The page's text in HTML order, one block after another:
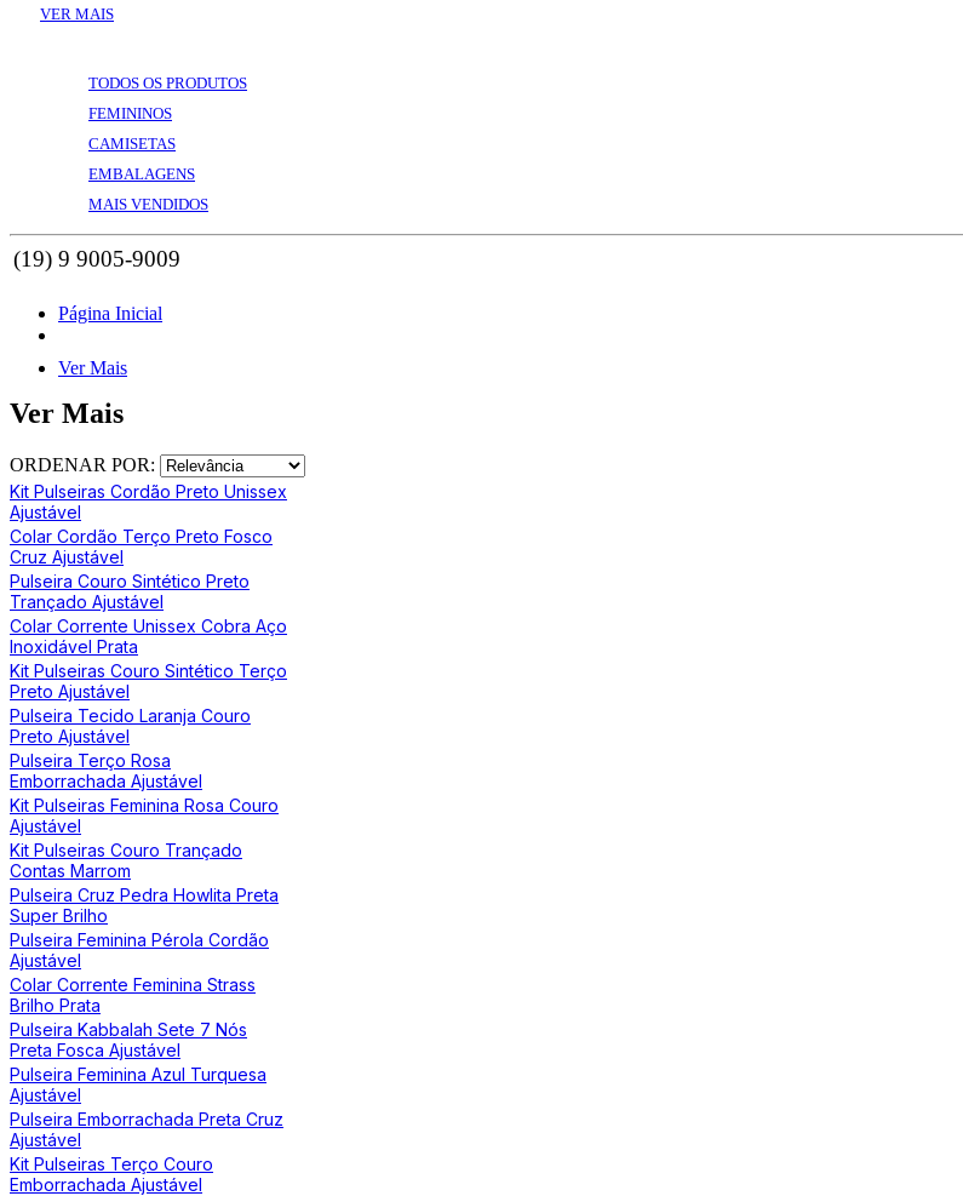
VER MAIS
TODOS OS PRODUTOS
FEMININOS
CAMISETAS
EMBALAGENS
MAIS VENDIDOS
Página Inicial
Ver Mais
Ver Mais
ORDENAR POR:
Kit Pulseiras Cordão Preto Unissex
Ajustável
Colar Cordão Terço Preto Fosco
Cruz Ajustável
Pulseira Couro Sintético Preto
Trançado Ajustável
Colar Corrente Unissex Cobra Aço
Inoxidável Prata
Kit Pulseiras Couro Sintético Terço
Preto Ajustável
Pulseira Tecido Laranja Couro
Preto Ajustável
Pulseira Terço Rosa
Emborrachada Ajustável
Kit Pulseiras Feminina Rosa Couro
Ajustável
Kit Pulseiras Couro Trançado
Contas Marrom
Pulseira Cruz Pedra Howlita Preta
Super Brilho
Pulseira Feminina Pérola Cordão
Ajustável
Colar Corrente Feminina Strass
Brilho Prata
Pulseira Kabbalah Sete 7 Nós
Preta Fosca Ajustável
Pulseira Feminina Azul Turquesa
Ajustável
Pulseira Emborrachada Preta Cruz
Ajustável
Kit Pulseiras Terço Couro
Emborrachada Ajustável